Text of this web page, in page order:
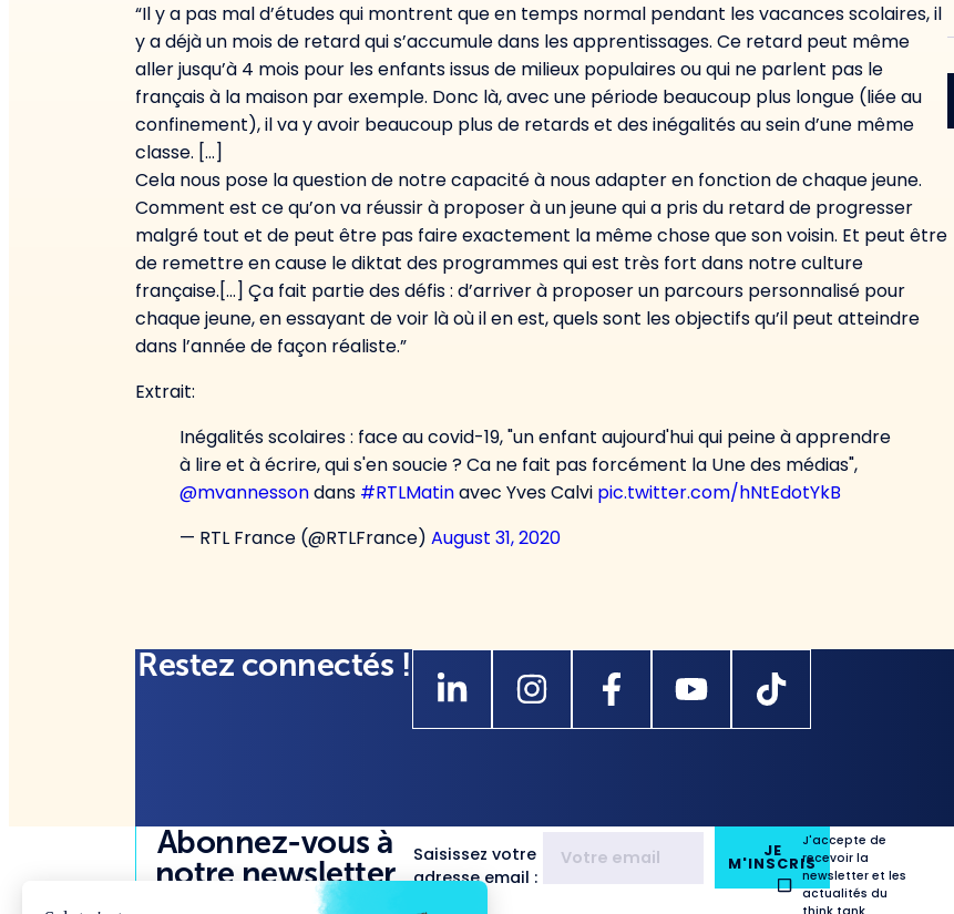
“Il y a pas mal d’études qui montrent que en temps normal pendant les vacances scolaires, il
y a déjà un mois de retard qui s’accumule dans les apprentissages. Ce retard peut même
aller jusqu’à 4 mois pour les enfants issus de milieux populaires ou qui ne parlent pas le
français à la maison par exemple. Donc là, avec une période beaucoup plus longue (liée au
confinement), il va y avoir beaucoup plus de retards et des inégalités au sein d’une même
classe. […]
Cela nous pose la question de notre capacité à nous adapter en fonction de chaque jeune.
Comment est ce qu’on va réussir à proposer à un jeune qui a pris du retard de progresser
malgré tout et de peut être pas faire exactement la même chose que son voisin. Et peut être
de remettre en cause le diktat des programmes qui est très fort dans notre culture
française.[…] Ça fait partie des défis : d’arriver à proposer un parcours personnalisé pour
chaque jeune, en essayant de voir là où il en est, quels sont les objectifs qu’il peut atteindre
dans l’année de façon réaliste.”
Extrait:
Inégalités scolaires : face au covid-19, "un enfant aujourd'hui qui peine à apprendre
à lire et à écrire, qui s'en soucie ? Ca ne fait pas forcément la Une des médias",
@mvannessondans #RTLMatinavec Yves Calvi pic.twitter.com/hNtEdotYkB
— RTL France (@RTLFrance) August 31, 2020
Restez connectés !
Abonnez-vous à
notre newsletter
Saisissez votre
adresse email :
JE
M'INSCRIS
J'accepte de
recevoir la
newsletter et les
actualités du